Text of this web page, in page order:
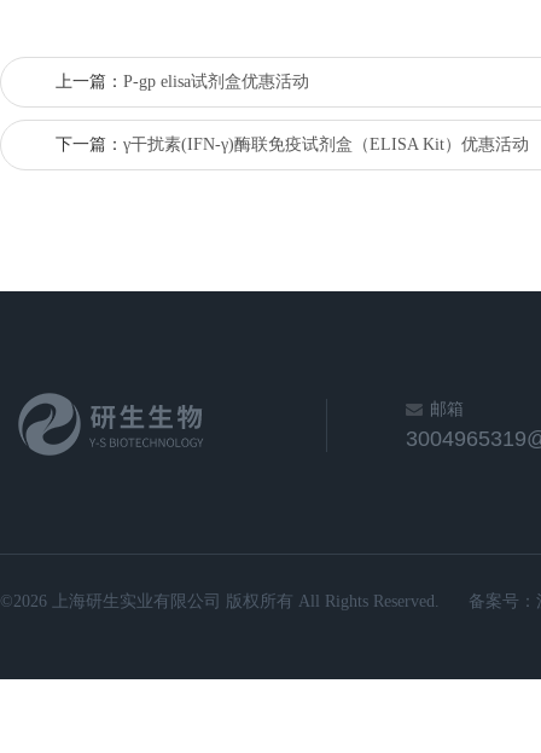
上一篇： P-gp elisa试剂盒优惠活动
下一篇： γ干扰素(IFN-γ)酶联免疫试剂盒（ELISA Kit）优惠活动
邮箱
©2026 上海研生实业有限公司 版权所有 All Rights Reserved. 备案号：